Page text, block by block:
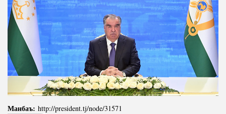
Манбаъ: http://president.tj/node/31571